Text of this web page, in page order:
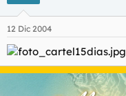
12 Dic 2004